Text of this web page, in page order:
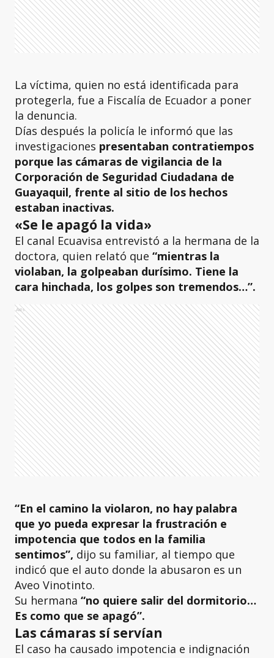
La víctima, quien no está identificada para
protegerla, fue a Fiscalía de Ecuador a poner
la denuncia.
Días después la policía le informó que las
investigaciones presentaban contratiempos
porque las cámaras de vigilancia de la
Corporación de Seguridad Ciudadana de
Guayaquil, frente al sitio de los hechos
estaban inactivas.
«Se le apagó la vida»
El canal Ecuavisa entrevistó a la hermana de la
doctora, quien relató que “mientras la
violaban, la golpeaban durísimo. Tiene la
cara hinchada, los golpes son tremendos…”.
Ads
“En el camino la violaron, no hay palabra
que yo pueda expresar la frustración e
impotencia que todos en la familia
sentimos”, dijo su familiar, al tiempo que
indicó que el auto donde la abusaron es un
Aveo Vinotinto.
Su hermana “no quiere salir del dormitorio…
Es como que se apagó”.
Las cámaras sí servían
El caso ha causado impotencia e indignación